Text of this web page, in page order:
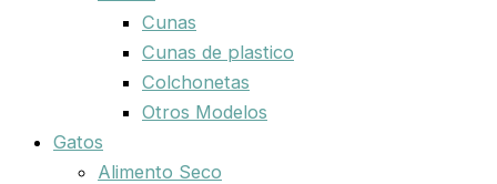
Cunas
Cunas de plastico
Colchonetas
Otros Modelos
Gatos
Alimento Seco